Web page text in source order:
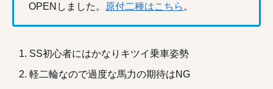
OPENしました。 原付二種はこちら 。
SS初心者にはかなりキツイ乗車姿勢
軽二輪なので過度な馬力の期待はNG